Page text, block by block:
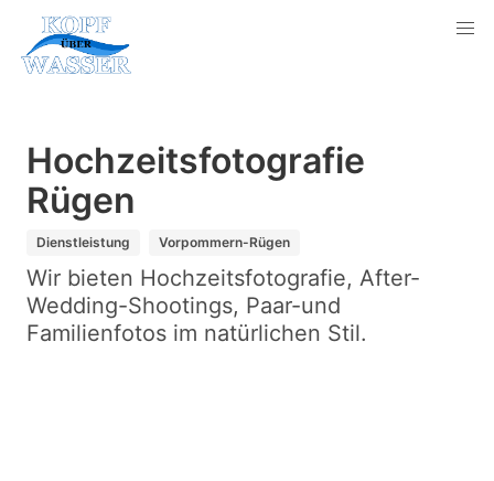
Hochzeitsfotografie
Rügen
Dienstleistung Vorpommern-Rügen
Wir bieten Hochzeitsfotografie, After-
Wedding-Shootings, Paar-und
Familienfotos im natürlichen Stil.